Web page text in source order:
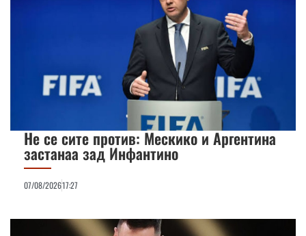
Не се сите против: Мескико и Аргентина
застанаа зад Инфантино
07/08/202617:27